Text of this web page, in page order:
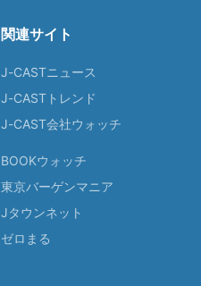
関連サイト
J-CASTニュース
J-CASTトレンド
J-CAST会社ウォッチ
BOOKウォッチ
東京バーゲンマニア
Jタウンネット
ゼロまる